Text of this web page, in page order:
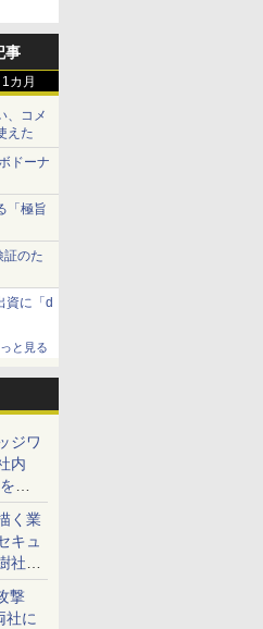
事
1カ月
、コメ
えた
ドーナ
「極旨
証のた
資に「d
と見る
ジワ
内
生
く業
キュ
長
撃
社に